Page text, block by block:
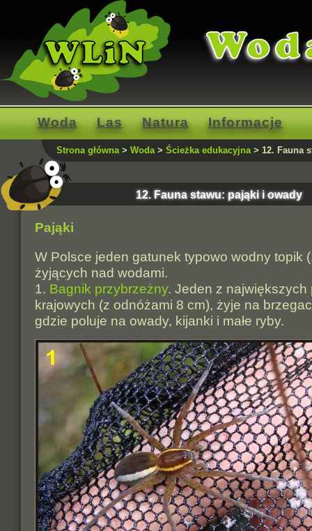
Woda Las Natura Informacje
Strona główna> Woda> Ścieżka edukacyjna> 12. Fauna
12. Fauna stawu: pająki i owady
Pająki
W Polsce jeden gatunek typowo wodny topik
żyjących nad wodami.
1. Bagnik przybrzeżny. Jeden z największych
krajowych (z odnóżami 8 cm), żyje na
gdzie poluje na owady, kijanki i małe ryby.